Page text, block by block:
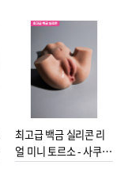
최고급 백금 실리콘 리
얼 미니 토르소 - 사쿠라